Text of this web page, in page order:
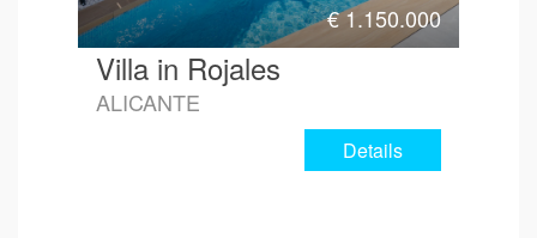
€1.150.000
Villa in Rojales
ALICANTE
Details